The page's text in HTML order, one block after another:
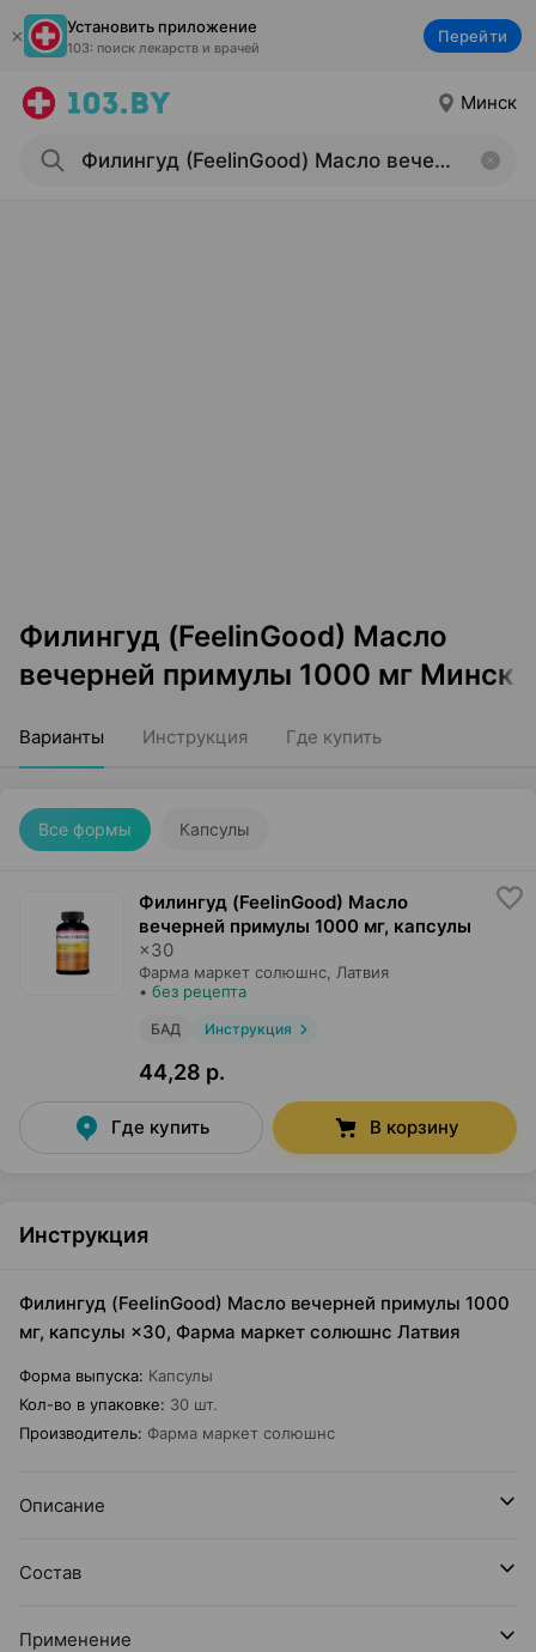
Установить приложение
103: поиск лекарств и врачей
Перейти
Минск
Филингуд (FeelinGood) Масло
вечерней примулы 1000 мг Минск
Варианты Инструкция Где купить
Все формы Капсулы
Филингуд (FeelinGood) Масло
вечерней примулы 1000 мг, капсулы
×30
Фарма маркет солюшнс , Латвия
• без рецепта
БАД Инструкция
44,28 р.
Где купить В корзину
Инструкция
Филингуд (FeelinGood) Масло вечерней примулы 1000
мг, капсулы ×30, Фарма маркет солюшнс Латвия
Форма выпуска: Капсулы
Кол-во в упаковке: 30 шт.
Производитель: Фарма маркет солюшнс
Описание
Состав
Применение